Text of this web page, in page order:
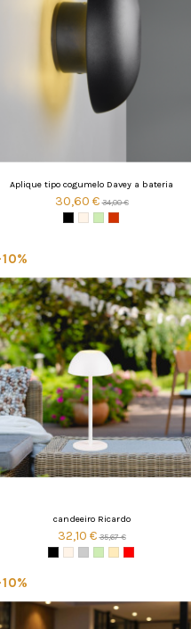
Aplique tipo cogumelo Davey a bateria
30,60 € 34,00 €
candeeiro Ricardo
32,10 € 35,67 €